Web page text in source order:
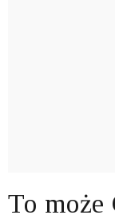
To może